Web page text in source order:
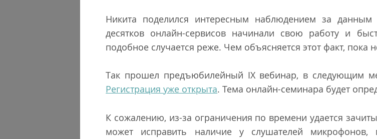
Никита поделился интересным наблюдением за
десятков онлайн-сервисов начинали свою работу и
подобное случается реже. Чем объясняется этот факт, пока
Так прошел предъюбилейный IX вебинар, в следующим
Регистрация уже открыта. Тема онлайн-семинара будет
К сожалению, из-за ограничения по времени удается
может исправить наличие у слушателей микрофонов,